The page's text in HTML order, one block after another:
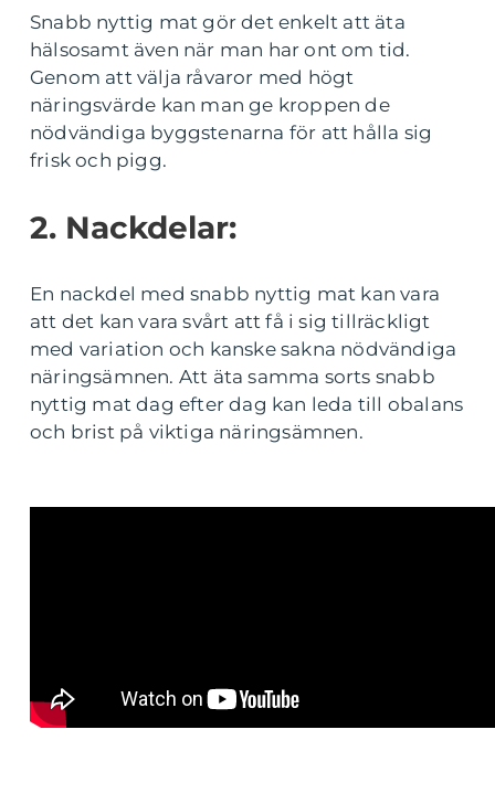
Snabb nyttig mat gör det enkelt att äta
hälsosamt även när man har ont om tid.
Genom att välja råvaror med högt
näringsvärde kan man ge kroppen de
nödvändiga byggstenarna för att hålla sig
frisk och pigg.
2. Nackdelar:
En nackdel med snabb nyttig mat kan vara
att det kan vara svårt att få i sig tillräckligt
med variation och kanske sakna nödvändiga
näringsämnen. Att äta samma sorts snabb
nyttig mat dag efter dag kan leda till obalans
och brist på viktiga näringsämnen.